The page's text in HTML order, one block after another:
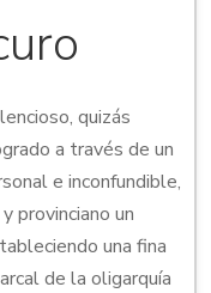
quizás
a través de un
e inconfundible,
provinciano un
una fina
de la oligarquía